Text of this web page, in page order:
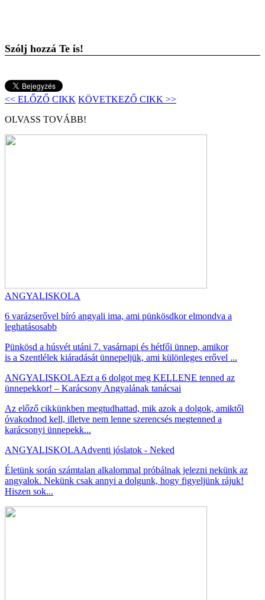
Szólj hozzá Te is!
<< ELŐZŐ CIKK KÖVETKEZŐ CIKK >>
OLVASS TOVÁBB!
ANGYALISKOLA
6 varázserővel bíró angyali ima, ami pünkösdkor elmondva a
leghatásosabb
Pünkösd a húsvét utáni 7. vasárnapi és hétfői ünnep, amikor
is a Szentlélek kiáradását ünnepeljük, ami különleges erővel ...
ANGYALISKOLAEzt a 6 dolgot meg KELLENE tenned az
ünnepekkor! – Karácsony Angyalának tanácsai
Az előző cikkünkben megtudhattad, mik azok a dolgok, amiktől
óvakodnod kell, illetve nem lenne szerencsés megtenned a
karácsonyi ünnepekk...
ANGYALISKOLAAdventi jóslatok - Neked
Életünk során számtalan alkalommal próbálnak jelezni nekünk az
angyalok. Nekünk csak annyi a dolgunk, hogy figyeljünk rájuk!
Hiszen sok...